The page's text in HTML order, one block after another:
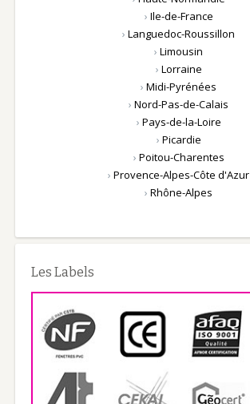
› Ile-de-France
›Languedoc-Roussillon
›Limousin
› Lorraine
›Midi-Pyrénées
›Nord-Pas-de-Calais
› Pays-de-la-Loire
› Picardie
› Poitou-Charentes
›Provence-Alpes-Côte d'Azur
›Rhône-Alpes
Les Labels